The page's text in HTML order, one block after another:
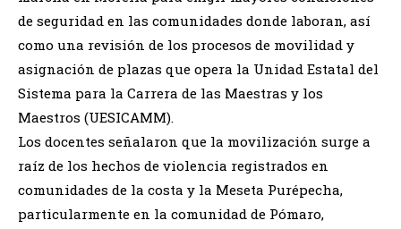
de seguridad en las comunidades donde laboran, así
como una revisión de los procesos de movilidad y
asignación de plazas que opera la Unidad Estatal del
Sistema para la Carrera de las Maestras y los
Maestros (UESICAMM).
Los docentes señalaron que la movilización surge a
raíz de los hechos de violencia registrados en
comunidades de la costa y la Meseta Purépecha,
particularmente en la comunidad de Pómaro,